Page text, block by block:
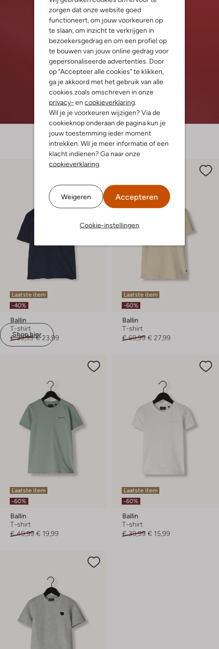
zorgen dat onze website goed
functioneert, om jouw voorkeuren op
te slaan, om inzicht te verkrijgen in
bezoekersgedrag en om een profiel op
te bouwen van jouw online gedrag voor
gepersonaliseerde advertenties. Door
op "Accepteer alle cookies" te klikken,
ga je akkoord met het gebruik van alle
cookies zoals omschreven in onze
privacy- en cookieverklaring.
Wil je je voorkeuren wijzigen? Via de
cookieknop onderaan de pagina kun je
jouw toestemming ieder moment
intrekken. Wil je meer informatie of een
klacht indienen? Ga naar onze
cookieverklaring.
Weigeren Accepteren
Cookie-instellingen
Shop hier
Laatste item
-40%
Ballin
T-shirt
€ 39,99 € 23,99
Laatste item
-60%
Ballin
T-shirt
€ 69,99 € 27,99
Laatste item
-60%
Ballin
T-shirt
€ 49,99 € 19,99
Laatste item
-60%
Ballin
T-shirt
€ 39,99 € 15,99